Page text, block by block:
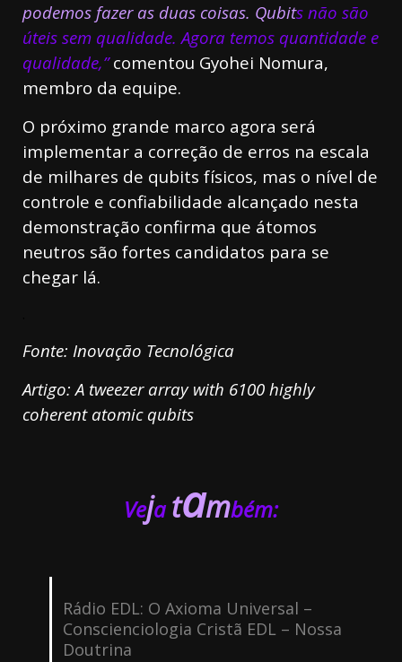
podemos fazer as duas coisas. Qubits não são
úteis sem qualidade. Agora temos quantidade e
qualidade,” comentou Gyohei Nomura,
membro da equipe.
O próximo grande marco agora será
implementar a correção de erros na escala
de milhares de qubits físicos, mas o nível de
controle e confiabilidade alcançado nesta
demonstração confirma que átomos
neutros são fortes candidatos para se
chegar lá.
Fonte: Inovação Tecnológica
Artigo: A tweezer array with 6100 highly
coherent atomic qubits
Veja também:
Rádio EDL: O Axioma Universal –
Conscienciologia Cristã EDL – Nossa
Doutrina